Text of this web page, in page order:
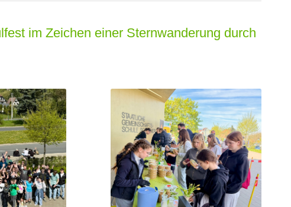
im Zeichen einer Sternwanderung durch